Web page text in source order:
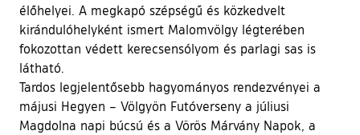
élőhelyei. A megkapó szépségű és közkedvelt
kirándulóhelyként ismert Malomvölgy légterében
fokozottan védett kerecsensólyom és parlagi sas is
látható.
Tardos legjelentősebb hagyományos rendezvényei a
májusi Hegyen – Völgyön Futóverseny a júliusi
Magdolna napi búcsú és a Vörös Márvány Napok, a